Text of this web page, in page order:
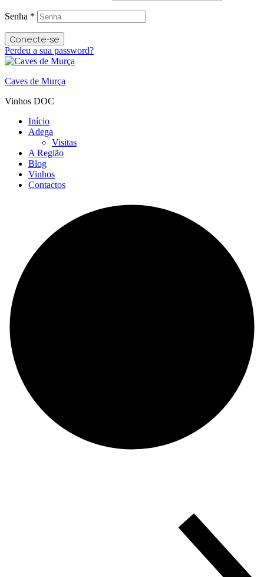
Senha *
Conecte-se
Perdeu a sua password?
Caves de Murça
Vinhos DOC
Início
Adega
Visitas
A Região
Blog
Vinhos
Contactos